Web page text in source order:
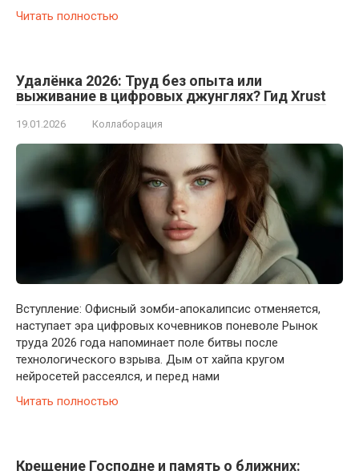
Читать полностью
Удалёнка 2026: Труд без опыта или
выживание в цифровых джунглях? Гид Xrust
19.01.2026 Коллаборация
Вступление: Офисный зомби-апокалипсис отменяется,
наступает эра цифровых кочевников поневоле Рынок
труда 2026 года напоминает поле битвы после
технологического взрыва. Дым от хайпа кругом
нейросетей рассеялся, и перед нами
Читать полностью
Крещение Господне и память о ближних: